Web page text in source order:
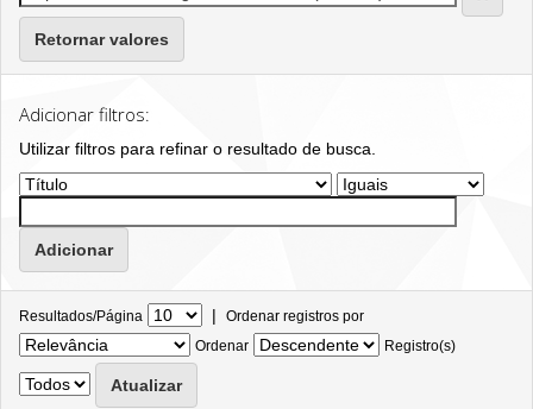
Retornar valores
Adicionar filtros:
Utilizar filtros para refinar o resultado de busca.
Resultados/Página | Ordenar registros por
Ordenar
Registro(s)